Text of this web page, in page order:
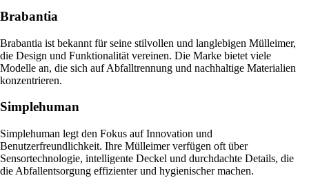
Brabantia
Brabantia ist bekannt für seine stilvollen und langlebigen Mülleimer,
die Design und Funktionalität vereinen. Die Marke bietet viele
Modelle an, die sich auf Abfalltrennung und nachhaltige Materialien
konzentrieren.
Simplehuman
Simplehuman legt den Fokus auf Innovation und
Benutzerfreundlichkeit. Ihre Mülleimer verfügen oft über
Sensortechnologie, intelligente Deckel und durchdachte Details, die
die Abfallentsorgung effizienter und hygienischer machen.